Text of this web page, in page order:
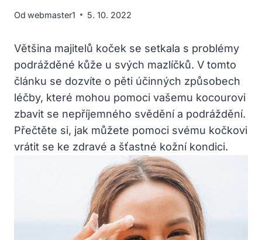
Od webmaster1 5. 10. 2022
Většina majitelů koček se setkala s problémy
podrážděné kůže u svých mazlíčků. V tomto
článku se dozvíte o pěti účinných způsobech
léčby, které mohou pomoci vašemu kocourovi
zbavit se nepříjemného svědění a podráždění.
Přečtěte si, jak můžete pomoci svému kočkovi
vrátit se ke zdravé a šťastné kožní kondici.